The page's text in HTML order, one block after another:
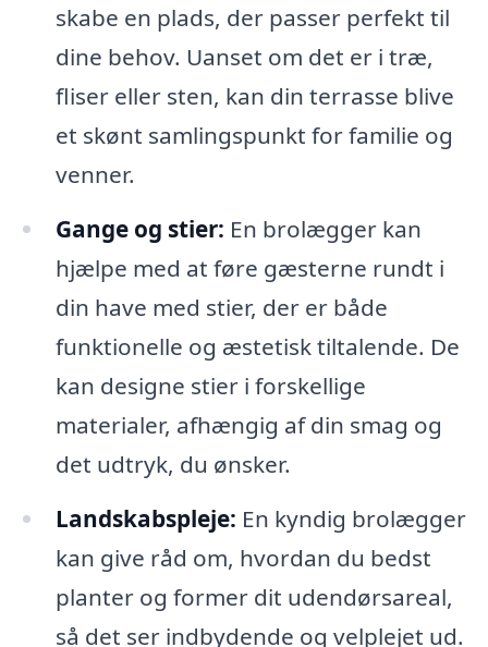
skabe en plads, der passer perfekt til
dine behov. Uanset om det er i træ,
fliser eller sten, kan din terrasse blive
et skønt samlingspunkt for familie og
venner.
Gange og stier: En brolægger kan
hjælpe med at føre gæsterne rundt i
din have med stier, der er både
funktionelle og æstetisk tiltalende. De
kan designe stier i forskellige
materialer, afhængig af din smag og
det udtryk, du ønsker.
Landskabspleje: En kyndig brolægger
kan give råd om, hvordan du bedst
planter og former dit udendørsareal,
så det ser indbydende og velplejet ud.